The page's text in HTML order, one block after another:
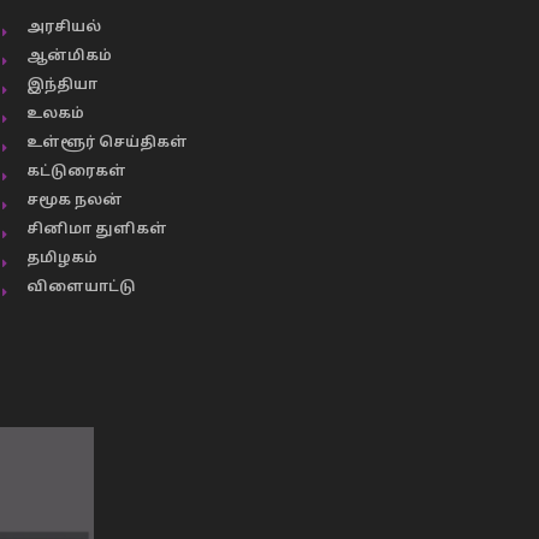
அரசியல்
ஆன்மிகம்
இந்தியா
உலகம்
உள்ளூர் செய்திகள்
கட்டுரைகள்
சமூக நலன்
சினிமா துளிகள்
தமிழகம்
விளையாட்டு